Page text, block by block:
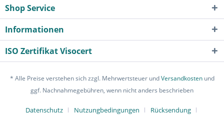
Shop Service
Informationen
ISO Zertifikat Visocert
* Alle Preise verstehen sich zzgl. Mehrwertsteuer undVersandkostenund
ggf. Nachnahmegebühren, wenn nicht anders beschrieben
Datenschutz Nutzungbedingungen Rücksendung